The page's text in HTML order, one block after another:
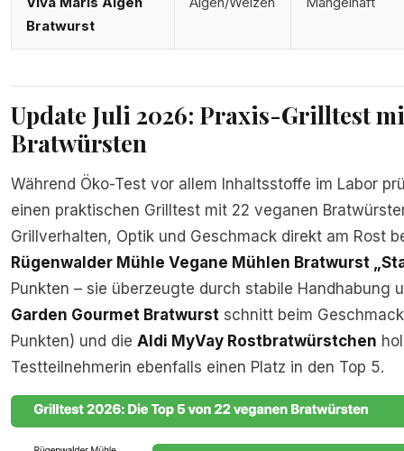
Bratwurst
Update Juli 2026: Praxis-Grilltest
Bratwürsten
Während Öko-Test vor allem Inhaltsstoffe im Labor
einen praktischen Grilltest mit 22 veganen
Grillverhalten, Optik und Geschmack direkt am Rost
Rügenwalder Mühle Vegane Mühlen Bratwurst
Punkten – sie überzeugte durch stabile Handhabung
Garden Gourmet Bratwurst schnitt beim
Punkten) und die Aldi MyVay Rostbratwürstchen
Testteilnehmerin ebenfalls einen Platz in den Top 5.